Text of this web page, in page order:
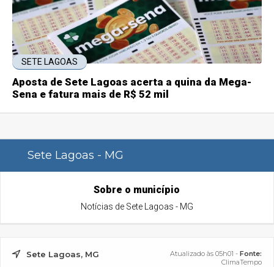
SETE LAGOAS
Aposta de Sete Lagoas acerta a quina da Mega-
Sena e fatura mais de R$ 52 mil
Sete Lagoas - MG
Sobre o município
Notícias de Sete Lagoas - MG
Sete Lagoas, MG Atualizado às 05h01 - Fonte:
ClimaTempo